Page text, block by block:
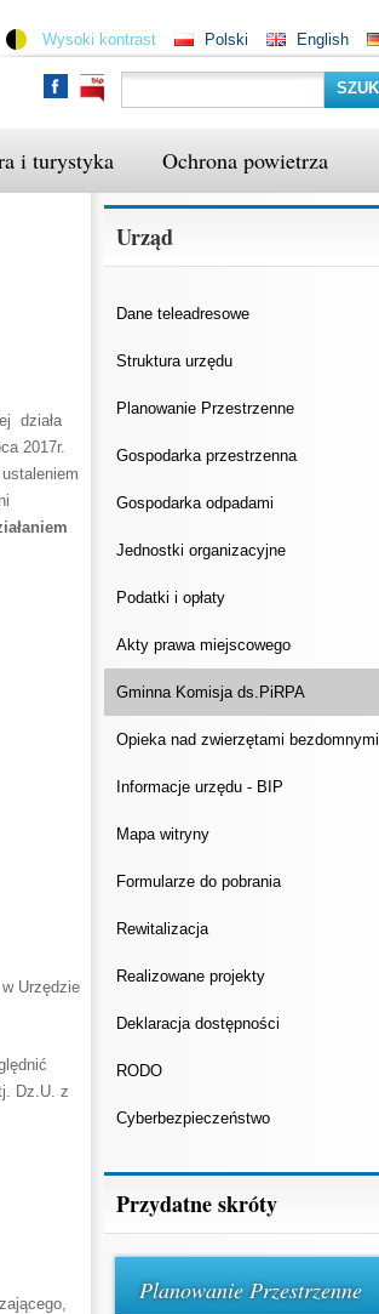
Polski English
Wysoki kontrast
i turystyka Ochrona powietrza
działa
2017r.
Urzędzie
Dz.U. z
Urząd
Dane teleadresowe
Struktura urzędu
Planowanie Przestrzenne
Gospodarka przestrzenna
Gospodarka odpadami
Jednostki organizacyjne
Podatki i opłaty
Akty prawa miejscowego
Gminna Komisja ds.PiRPA
Opieka nad zwierzętami bezdomnymi
Informacje urzędu - BIP
Mapa witryny
Formularze do pobrania
Rewitalizacja
Realizowane projekty
Deklaracja dostępności
RODO
Cyberbezpieczeństwo
Przydatne skróty
Planowanie Przestrzenne